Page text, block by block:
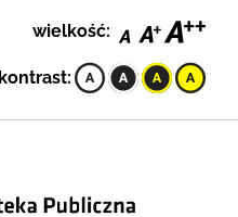
wielkość:
kontrast: